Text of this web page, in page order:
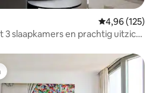
Gemiddelde
4,96 (125)
slaapkamers en prachtig uitzicht